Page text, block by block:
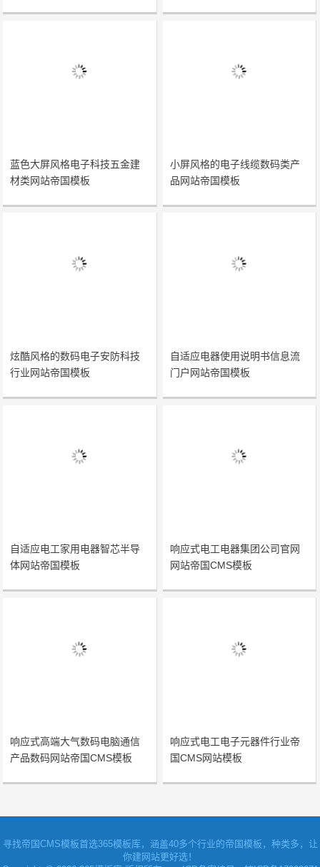
蓝色大屏风格电子科技五金建
材类网站帝国模板
小屏风格的电子线缆数码类产
品网站帝国模板
炫酷风格的数码电子安防科技
行业网站帝国模板
自适应电器使用说明书信息流
门户网站帝国模板
自适应电工家用电器智芯半导
体网站帝国模板
响应式电工电器集团公司官网
网站帝国CMS模板
响应式高端大气数码电脑通信
产品数码网站帝国CMS模板
响应式电工电子元器件行业帝
国CMS网站模板
寻找帝国CMS模板首选365模板库，涵盖40多个行业的帝国模板，种类多，让
你建网站更好选！